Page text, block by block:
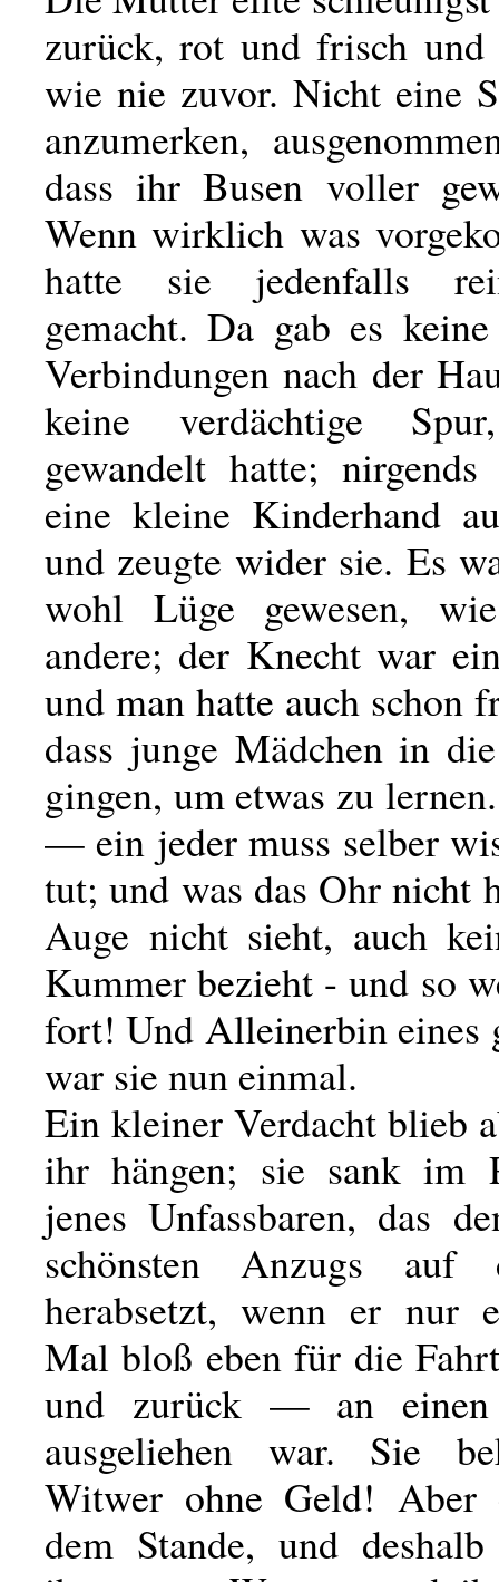
zurück, rot und frisch und
wie nie zuvor. Nicht eine
anzumerken,
dass ihr Busen voller
Wenn wirklich was
hatte sie jedenfalls
gemacht. Da gab es
Verbindungen nach der
keine verdächtige
gewandelt hatte;
eine kleine Kinderhand
und zeugte wider sie. Es
wohl Lüge gewesen,
andere; der Knecht war
und man hatte auch schon
dass junge Mädchen in
gingen, um etwas zu
— ein jeder muss selber
tut; und was das Ohr nicht
Auge nicht sieht, auch
Kummer bezieht - und so
fort! Und Alleinerbin eines
war sie nun einmal.
Ein kleiner Verdacht blieb
ihr hängen; sie sank im
jenes Unfassbaren, das
schönsten Anzugs auf
herabsetzt, wenn er nur
Mal bloß eben für die
und zurück — an einen
ausgeliehen war. Sie
Witwer ohne Geld! Aber
dem Stande, und